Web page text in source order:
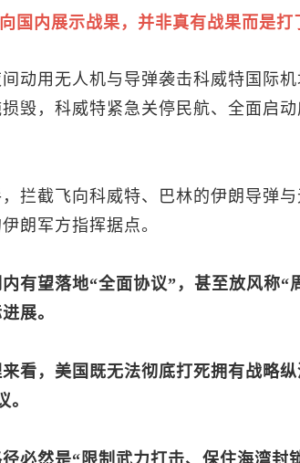
国内展示战果，并非真有战果而是打
动用无人机与导弹袭击科威特国际
毁，科威特紧急关停民航、全面启
拦截飞向科威特、巴林的伊朗导弹
朗军方指挥据点。
有望落地“全面协议”，甚至放风称“
展。
看，美国既无法彻底打死拥有战略
。
必然是“限制武力打击、保住海湾封